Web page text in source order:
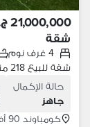
21,000,000 ج.م
شقة
4 غرف نوم
حالة الإكمال
جاهز
كومباوند 90 أفينيو، التجمع الخامس